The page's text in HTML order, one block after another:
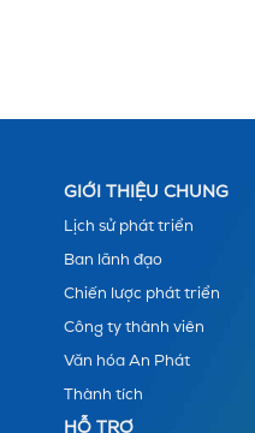
GIỚI THIỆU CHUNG
Lịch sử phát triển
Ban lãnh đạo
Chiến lược phát triển
Công ty thành viên
Văn hóa An Phát
Thành tích
HỖ TRỢ